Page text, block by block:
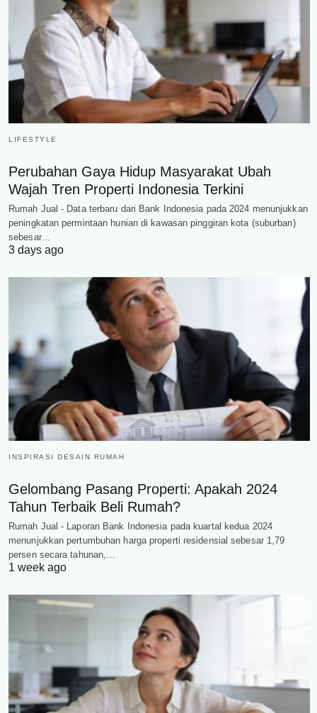
LIFESTYLE
Perubahan Gaya Hidup Masyarakat Ubah
Wajah Tren Properti Indonesia Terkini
Rumah Jual - Data terbaru dari Bank Indonesia pada 2024 menunjukkan
peningkatan permintaan hunian di kawasan pinggiran kota (suburban)
sebesar…
3 days ago
INSPIRASI DESAIN RUMAH
Gelombang Pasang Properti: Apakah 2024
Tahun Terbaik Beli Rumah?
Rumah Jual - Laporan Bank Indonesia pada kuartal kedua 2024
menunjukkan pertumbuhan harga properti residensial sebesar 1,79
persen secara tahunan,…
1 week ago